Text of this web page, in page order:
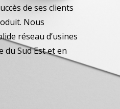
de ses clients
Nous
réseau d’usines
du Sud Est et en